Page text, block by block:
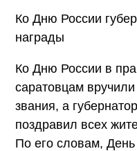
Ко Дню России
награды
Ко Дню России в
саратовцам
звания, а губернатор
поздравил всех
По его словам,